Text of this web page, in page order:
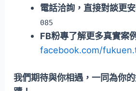
電話洽詢，直接對談更
085
FB粉專了解更多真實案
facebook.com/
我們期待與你相遇，一同為你